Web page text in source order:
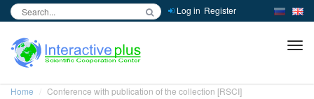
Log in Register
Home
Conference with publication of the collection [RSCI]